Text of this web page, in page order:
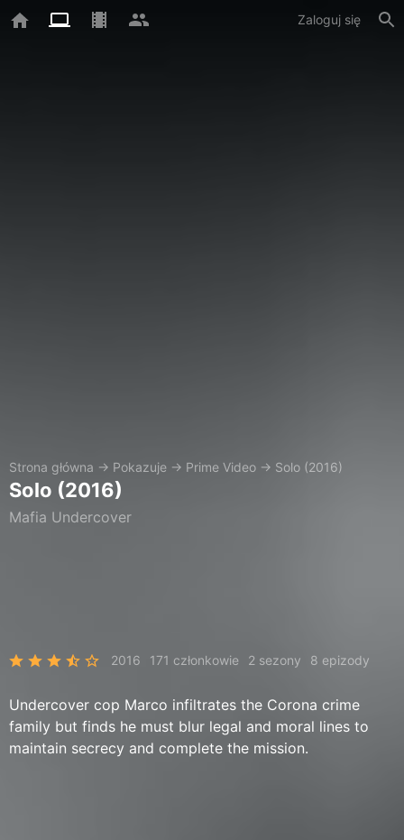
Zaloguj się
Strona główna → Pokazuje → Prime Video → Solo (2016)
Solo (2016)
Mafia Undercover
2016 171 członkowie 2 sezony 8 epizody
Undercover cop Marco infiltrates the Corona crime
family but finds he must blur legal and moral lines to
maintain secrecy and complete the mission.